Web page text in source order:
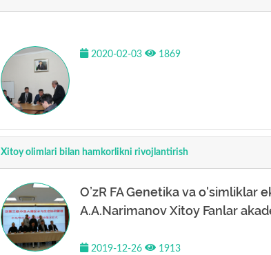
2020-02-03 1869
Xitoy olimlari bilan hamkorlikni rivojlantirish
O’zR FA Genetika va
A.A.Narimanov Xitoy Fanlar
2019-12-26 1913